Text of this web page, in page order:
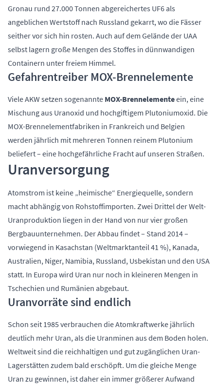
Gronau rund 27.000 Tonnen abgereichertes UF6 als
angeblichen Wertstoff nach Russland gekarrt, wo die Fässer
seither vor sich hin rosten. Auch auf dem Gelände der UAA
selbst lagern große Mengen des Stoffes in dünnwandigen
Containern unter freiem Himmel.
Gefahrentreiber MOX-Brennelemente
Viele AKW setzen sogenannte MOX-Brennelementeein, eine
Mischung aus Uranoxid und hochgiftigem Plutoniumoxid. Die
MOX-Brennelementfabriken in Frankreich und Belgien
werden jährlich mit mehreren Tonnen reinem Plutonium
beliefert – eine hochgefährliche Fracht auf unseren Straßen.
Uranversorgung
Atomstrom ist keine „heimische“ Energiequelle, sondern
macht abhängig von Rohstoffimporten. Zwei Drittel der Welt-
Uranproduktion liegen in der Hand von nur vier großen
Bergbauunternehmen. Der Abbau findet – Stand 2014 –
vorwiegend in Kasachstan (Weltmarktanteil 41 %), Kanada,
Australien, Niger, Namibia, Russland, Usbekistan und den USA
statt. In Europa wird Uran nur noch in kleineren Mengen in
Tschechien und Rumänien abgebaut.
Uranvorräte sind endlich
Schon seit 1985 verbrauchen die Atomkraftwerke jährlich
deutlich mehr Uran, als die Uranminen aus dem Boden holen.
Weltweit sind die reichhaltigen und gut zugänglichen Uran-
Lagerstätten zudem bald erschöpft. Um die gleiche Menge
Uran zu gewinnen, ist daher ein immer größerer Aufwand